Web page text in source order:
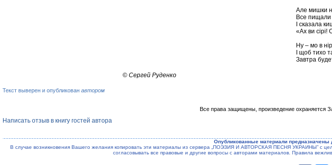
Але мишки
Все пищали
І сказала
«Ах ви сірі!
Ну – мо в
І щоб тихо
Завтра
© Сергей Руденко
Текст выверен и опубликован автором
Все права защищены, произведение охраняется
Написать отзыв в книгу гостей автора
Опубликованные материали предназначены
В случае возникновения Вашего желания копировать эти материалы из сервера „ПОЭЗИЯ И АВТОРСКАЯ ПЕСНЯ УКРАИНЫ” с
согласовывать все правовые и другие вопросы с авторами материалов. Правила